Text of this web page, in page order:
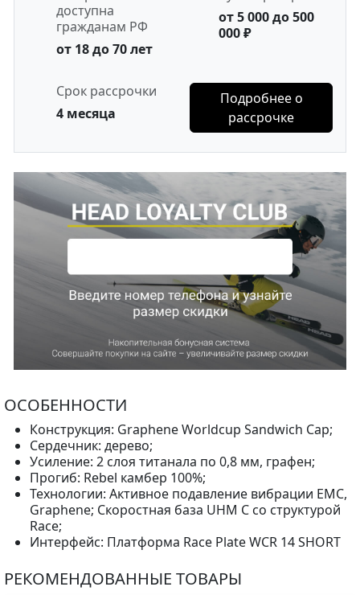
доступна
гражданам РФ
от 18 до 70 лет
от 5 000 до 500
000 ₽
Срок рассрочки
4 месяца
Подробнее о
рассрочке
ОСОБЕННОСТИ
Конструкция: Graphene Worldcup Sandwich Cap;
Сердечник: дерево;
Усиление: 2 слоя титанала по 0,8 мм, графен;
Прогиб: Rebel камбер 100%;
Технологии: Активное подавление вибрации EMC,
Graphene; Скоростная база UHM C со структурой
Race;
Интерфейс: Платформа Race Plate WCR 14 SHORT
РЕКОМЕНДОВАННЫЕ ТОВАРЫ